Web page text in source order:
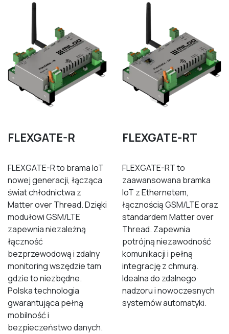
FLEXGATE-R
FLEXGATE-R to brama IoT
nowej generacji, łącząca
świat chłodnictwa z
Matter over Thread. Dzięki
modułowi GSM/LTE
zapewnia niezależną
łączność
bezprzewodową i zdalny
monitoring wszędzie tam
gdzie to niezbędne.
Polska technologia
gwarantująca pełną
mobilność i
bezpieczeństwo danych.
FLEXGATE-RT
FLEXGATE-RT to
zaawansowana bramka
IoT z Ethernetem,
łącznością GSM/LTE oraz
standardem Matter over
Thread. Zapewnia
potrójną niezawodność
komunikacji i pełną
integrację z chmurą.
Idealna do zdalnego
nadzoru i nowoczesnych
systemów automatyki.